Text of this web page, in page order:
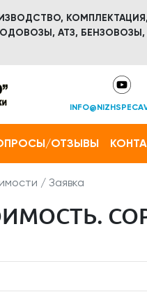
АТЗ,
ОТЗЫВЫ
/ Заявка